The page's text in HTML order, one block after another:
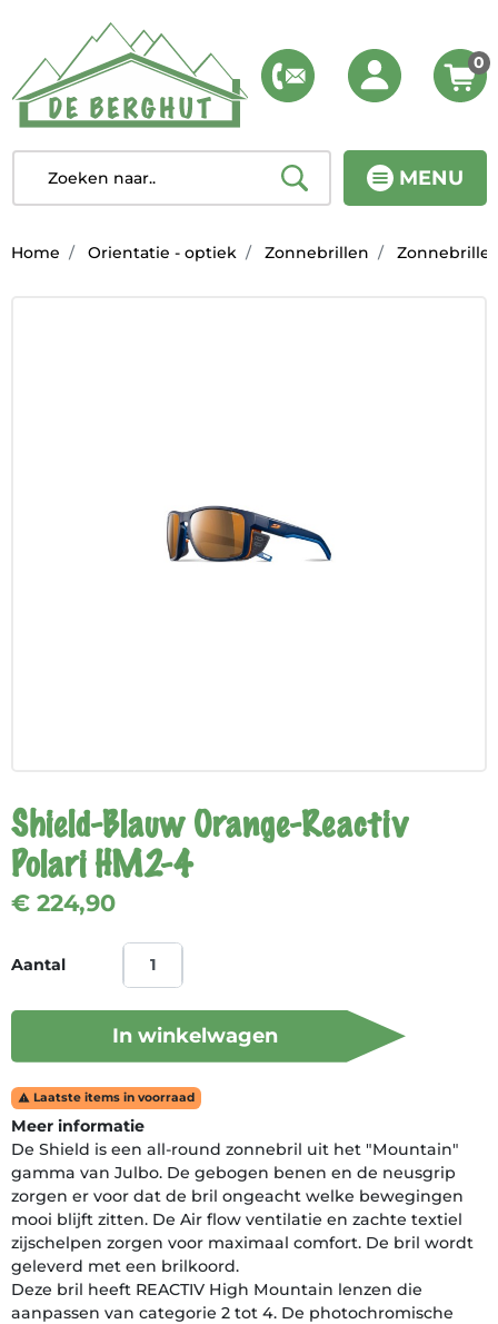
MENU
0
Home Orientatie - optiek Zonnebrillen
Shield-Blauw Orange-Reactiv
Polari HM2-4
€ 224,90
Aantal
In winkelwagen
 Laatste items in voorraad
Meer informatie
De Shield is een all-round zonnebril uit het "Mountain"
gamma van Julbo. De gebogen benen en de neusgrip
zorgen er voor dat de bril ongeacht welke bewegingen
mooi blijft zitten. De Air flow ventilatie en zachte textiel
zijschelpen zorgen voor maximaal comfort. De bril wordt
geleverd met een brilkoord.
Deze bril heeft REACTIV High Mountain lenzen die
aanpassen van categorie 2 tot 4. De photochromische